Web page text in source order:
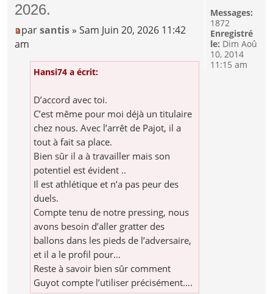
2026.
parsantis » Sam Juin 20, 2026 11:42
am
Hansi74 a écrit:
D’accord avec toi.
C’est même pour moi déjà un titulaire
chez nous. Avec l’arrêt de Pajot, il a
tout à fait sa place.
Bien sûr il a à travailler mais son
potentiel est évident ..
Il est athlétique et n’a pas peur des
duels.
Compte tenu de notre pressing, nous
avons besoin d’aller gratter des
ballons dans les pieds de l’adversaire,
et il a le profil pour…
Reste à savoir bien sûr comment
Guyot compte l’utiliser précisément….
Messages:
1872
Enregistré
le: Dim Aoû
10, 2014
11:15 am